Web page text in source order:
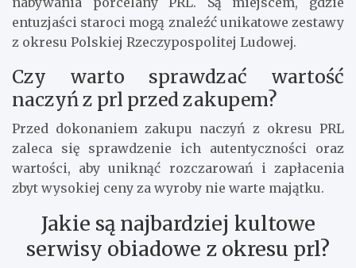
entuzjaści staroci mogą znaleźć unikatowe zestawy
z okresu Polskiej Rzeczypospolitej Ludowej.
Czy warto sprawdzać wartość
naczyń z prl przed zakupem?
Przed dokonaniem zakupu naczyń z okresu PRL
zaleca się sprawdzenie ich autentyczności oraz
wartości, aby uniknąć rozczarowań i zapłacenia
zbyt wysokiej ceny za wyroby nie warte majątku.
Jakie są najbardziej kultowe
serwisy obiadowe z okresu prl?